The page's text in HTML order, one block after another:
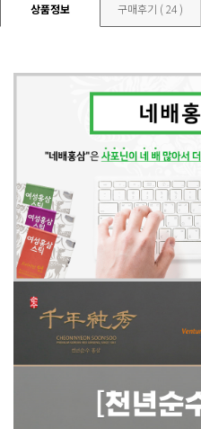
상품정보 구매후기 ( 24 )